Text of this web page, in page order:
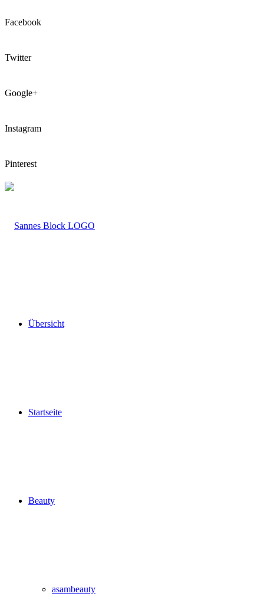
Facebook
Twitter
Google+
Instagram
Pinterest
LOGO
Übersicht
Startseite
Beauty
asambeauty